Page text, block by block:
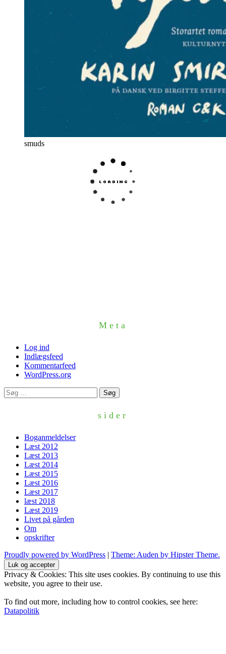
smuds
Meta
Log ind
Indlægsfeed
Kommentarfeed
WordPress.org
Søg
efter:
sider
Boganmeldelser
Læst 2012
Læst 2013
Læst 2014
Læst 2015
Læst 2016
Læst 2017
læst 2018
Læst 2019
Livet på gården
Om
opskrifter
Proudly powered by WordPress | Theme: Auden by Hipster Theme.
Privacy & Cookies: This site uses cookies. By continuing to use this
website, you agree to their use.
To find out more, including how to control cookies, see here:
Datapolitik